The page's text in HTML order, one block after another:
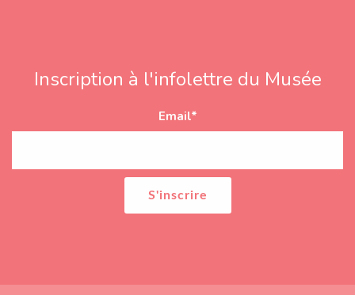
Inscription à l'infolettre du Musée
Email*